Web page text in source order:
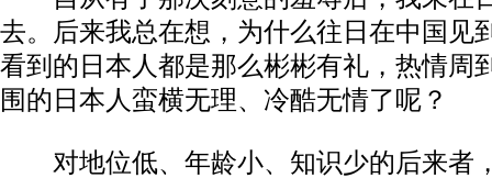
去。后来我总在想，为什么往日在中国见
看到的日本人都是那么彬彬有礼，热情周
围的日本人蛮横无理、冷酷无情了呢？
对地位低、年龄小、知识少的后来者